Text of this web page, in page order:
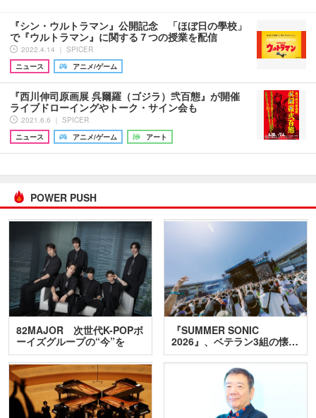
『シン・ウルトラマン』公開記念 「ほぼ日の學校」
で『ウルトラマン』に関する７つの授業を配信
2022.4.14 ｜ SPICER
ニュース
アニメ/ゲーム
『西川伸司原画展 呉爾羅（ゴジラ）弐百態』が開催
ライブドローイングやトーク・サイン会も
2021.6.6 ｜ SPICER
ニュース
アニメ/ゲーム アート
POWER PUSH
82MAJOR 次世代K-POPボ
ーイズグループの“今”を
訊…
『SUMMER SONIC
2026』、ベテラン3組の懐…